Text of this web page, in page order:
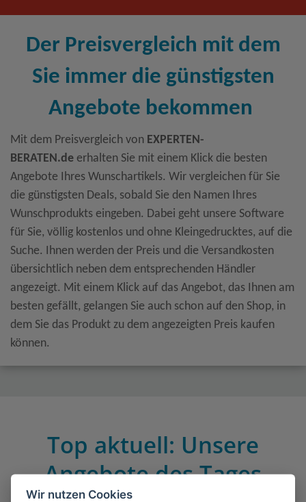
Der Preisvergleich mit dem
Sie immer die günstigsten
Angebote bekommen
Mit dem Preisvergleich von EXPERTEN-
BERATEN.de erhalten Sie mit einem Klick die besten
Angebote Ihres Wunschartikels. Wir vergleichen für Sie
die günstigsten Deals, sobald Sie den Namen Ihres
Wunschprodukts eingeben. Dabei geht unsere Software
für Sie, völlig kostenlos und ohne Kleingedrucktes, auf die
Suche. Ihnen werden der Preis und die Versandkosten
übersichtlich neben dem entsprechenden Händler
angezeigt. Mit einem Klick auf das Angebot, das Ihnen am
besten gefällt, gelangen Sie auch schon auf den Shop, in
dem Sie das Produkt zu dem angezeigten Preis kaufen
können.
Top aktuell: Unsere
Angebote des Tages
Wir nutzen Cookies